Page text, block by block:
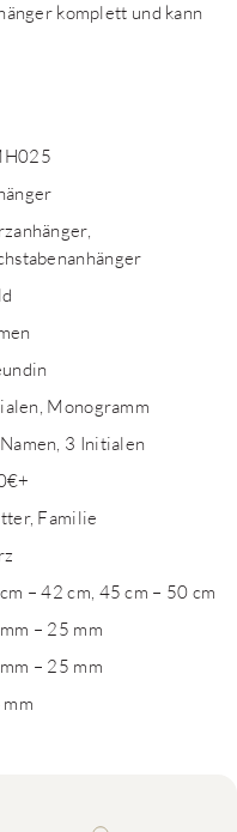
komplett und kann
Monogramm
3 Initialen
Familie
– 42 cm, 45 cm – 50 cm
– 25 mm
– 25 mm